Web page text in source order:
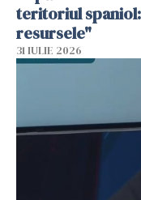
teritoriul
resursele"
31 IULIE 2026